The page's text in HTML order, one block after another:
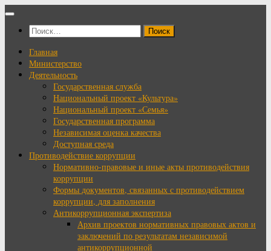
Перейти
содержимому
Найти:
Главная
Министерство
Деятельность
Государственная служба
Национальный проект «Культура»
Национальный проект «Семья»
Государственная программа
Независимая оценка качества
Доступная среда
Противодействие коррупции
Нормативно-правовые и иные акты противодействия
коррупции
Формы документов, связанных с противодействием
коррупции, для заполнения
Антикоррупционная экспертиза
Архив проектов нормативных правовых актов и
заключений по результатам независимой
антикоррупционной